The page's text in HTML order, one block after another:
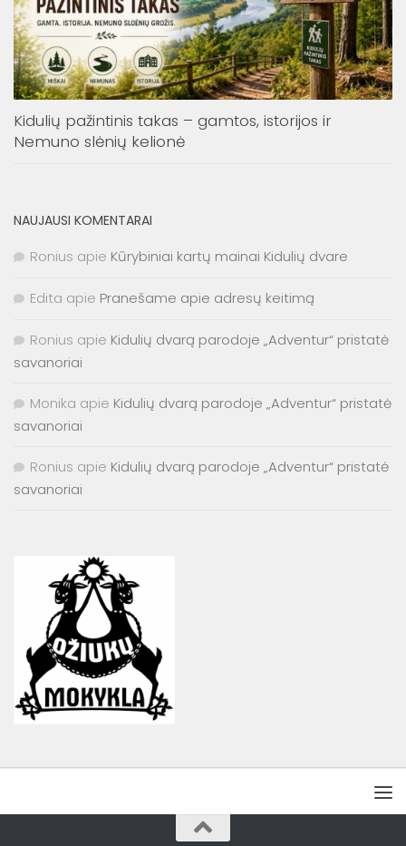
Kidulių pažintinis takas – gamtos, istorijos ir
Nemuno slėnių kelionė
NAUJAUSI KOMENTARAI
Ronius apie Kūrybiniai kartų mainai Kidulių dvare
Edita apie Pranešame apie adresų keitimą
Ronius apie Kidulių dvarą parodoje „Adventur“ pristatė
savanoriai
Monika apie Kidulių dvarą parodoje „Adventur“ pristatė
savanoriai
Ronius apie Kidulių dvarą parodoje „Adventur“ pristatė
savanoriai